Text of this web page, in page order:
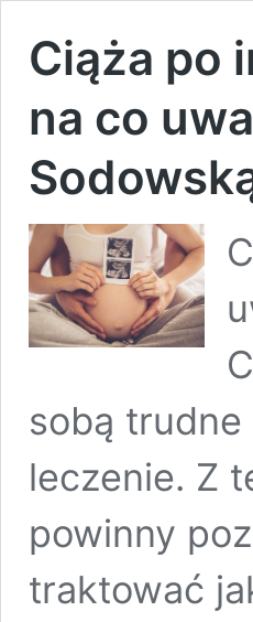
Ciąża po
na co
sobą
leczenie. Z
powinny
traktować